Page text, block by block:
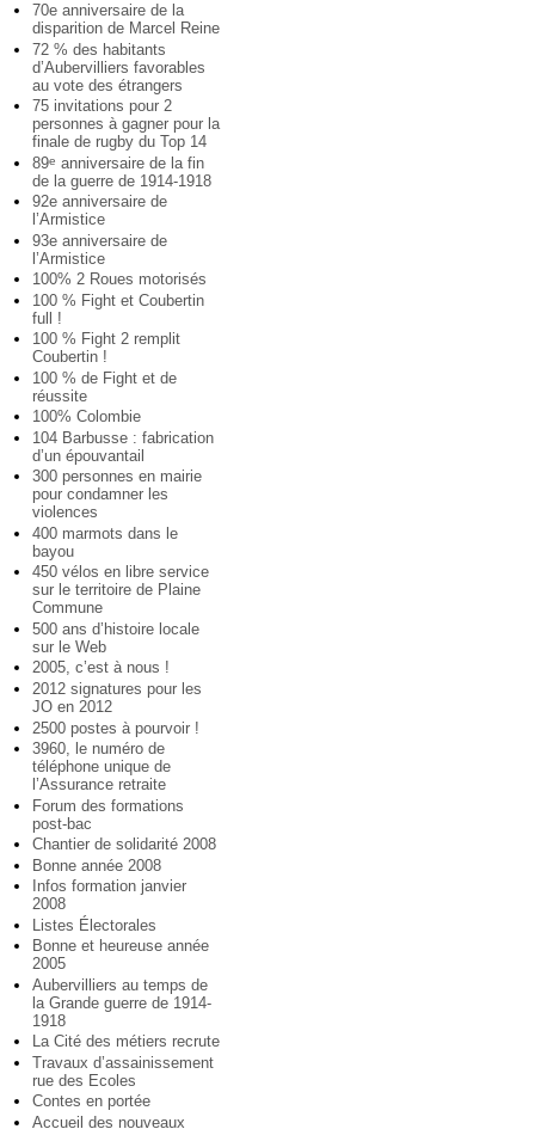
70e anniversaire de la
disparition de Marcel Reine
72 % des habitants
d’Aubervilliers favorables
au vote des étrangers
75 invitations pour 2
personnes à gagner pour la
finale de rugby du Top 14
89e anniversaire de la fin
de la guerre de 1914-1918
92e anniversaire de
l’Armistice
93e anniversaire de
l’Armistice
100% 2 Roues motorisés
100 % Fight et Coubertin
full !
100 % Fight 2 remplit
Coubertin !
100 % de Fight et de
réussite
100% Colombie
104 Barbusse : fabrication
d’un épouvantail
300 personnes en mairie
pour condamner les
violences
400 marmots dans le
bayou
450 vélos en libre service
sur le territoire de Plaine
Commune
500 ans d’histoire locale
sur le Web
2005, c’est à nous !
2012 signatures pour les
JO en 2012
2500 postes à pourvoir !
3960, le numéro de
téléphone unique de
l’Assurance retraite
Forum des formations
post-bac
Chantier de solidarité 2008
Bonne année 2008
Infos formation janvier
2008
Listes Électorales
Bonne et heureuse année
2005
Aubervilliers au temps de
la Grande guerre de 1914-
1918
La Cité des métiers recrute
Travaux d’assainissement
rue des Ecoles
Contes en portée
Accueil des nouveaux